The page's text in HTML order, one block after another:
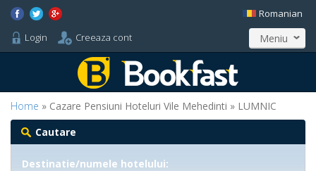
Login Creeaza cont
Romanian
Meniu
Home » Cazare Pensiuni Hoteluri Vile Mehedinti » LUMNIC
Cautare
Destinatie/numele hotelului: